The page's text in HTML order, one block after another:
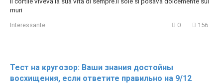
muri
Interessante 0 156
Тест на кругозор: Ваши знания достойны
восхищения, если ответите правильно на 9/12